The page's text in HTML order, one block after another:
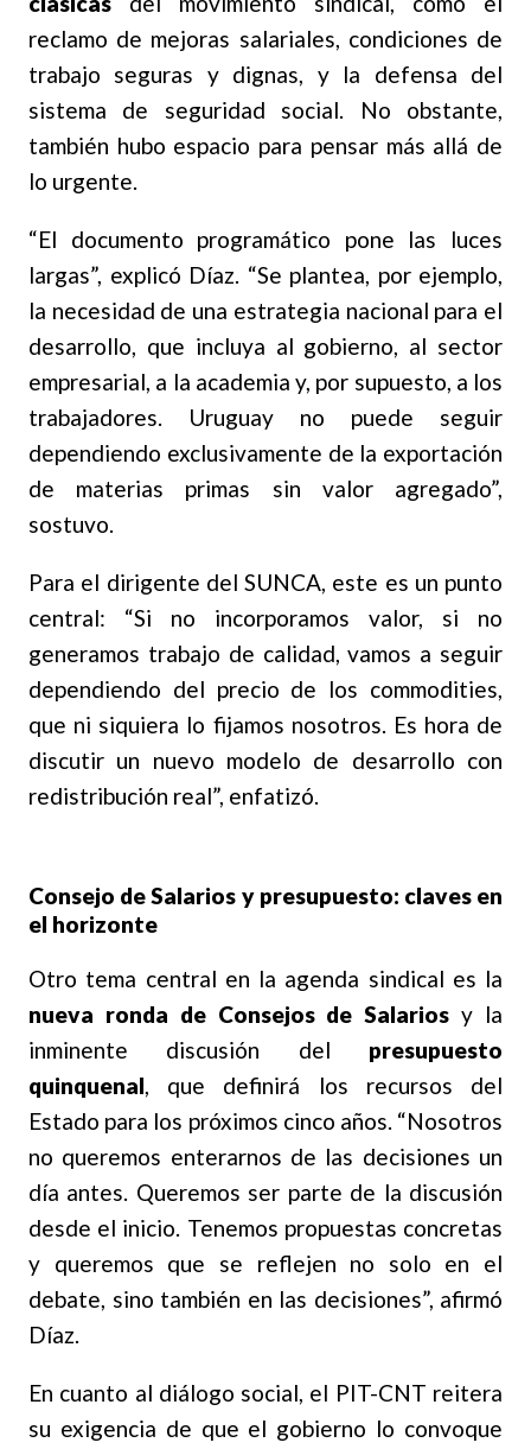
reclamo de mejoras salariales, condiciones de
trabajo seguras y dignas, y la defensa del
sistema de seguridad social. No obstante,
también hubo espacio para pensar más allá de
lo urgente.
“El documento programático pone las luces
largas”, explicó Díaz. “Se plantea, por ejemplo,
la necesidad de una estrategia nacional para el
desarrollo, que incluya al gobierno, al sector
empresarial, a la academia y, por supuesto, a los
trabajadores. Uruguay no puede seguir
dependiendo exclusivamente de la exportación
de materias primas sin valor agregado”,
sostuvo.
Para el dirigente del SUNCA, este es un punto
central: “Si no incorporamos valor, si no
generamos trabajo de calidad, vamos a seguir
dependiendo del precio de los commodities,
que ni siquiera lo fijamos nosotros. Es hora de
discutir un nuevo modelo de desarrollo con
redistribución real”, enfatizó.
Consejo de Salarios y presupuesto: claves en
el horizonte
Otro tema central en la agenda sindical es la
nueva ronda de Consejos de Salarios y la
inminente discusión del presupuesto
quinquenal, que definirá los recursos del
Estado para los próximos cinco años. “Nosotros
no queremos enterarnos de las decisiones un
día antes. Queremos ser parte de la discusión
desde el inicio. Tenemos propuestas concretas
y queremos que se reflejen no solo en el
debate, sino también en las decisiones”, afirmó
Díaz.
En cuanto al diálogo social, el PIT-CNT reitera
su exigencia de que el gobierno lo convoque